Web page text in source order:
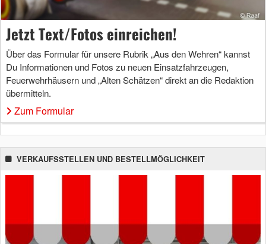
Jetzt Text/Fotos einreichen!
Über das Formular für unsere Rubrik „Aus den Wehren“ kannst
Du Informationen und Fotos zu neuen Einsatzfahrzeugen,
Feuerwehrhäusern und „Alten Schätzen“ direkt an die Redaktion
übermitteln.
Zum Formular
VERKAUFSSTELLEN UND BESTELLMÖGLICHKEIT